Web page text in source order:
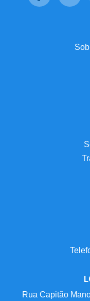
Rua Capitão